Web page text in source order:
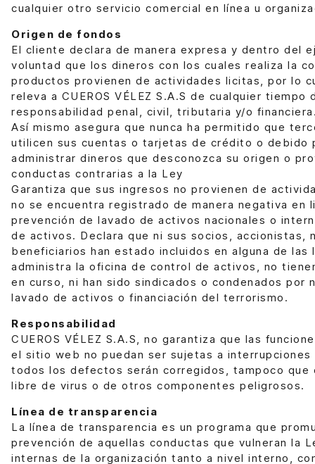
cualquier otro servicio comercial en línea u
Origen de fondos
El cliente declara de manera expresa y dentro del
voluntad que los dineros con los cuales realiza la
productos provienen de actividades licitas, por lo
releva a CUEROS VÉLEZ S.A.S de cualquier tiempo
responsabilidad penal, civil, tributaria y/o
Así mismo asegura que nunca ha permitido que
utilicen sus cuentas o tarjetas de crédito o debido
administrar dineros que desconozca su origen o
conductas contrarias a la Ley
Garantiza que sus ingresos no provienen de
no se encuentra registrado de manera negativa en
prevención de lavado de activos nacionales o
de activos. Declara que ni sus socios, accionistas,
beneficiarios han estado incluidos en alguna de las
administra la oficina de control de activos, no
en curso, ni han sido sindicados o condenados por
lavado de activos o financiación del terrorismo.
Responsabilidad
CUEROS VÉLEZ S.A.S, no garantiza que las
el sitio web no puedan ser sujetas a
todos los defectos serán corregidos, tampoco que
libre de virus o de otros componentes peligrosos.
Línea de transparencia
La línea de transparencia es un programa que
prevención de aquellas conductas que vulneran la
internas de la organización tanto a nivel interno,